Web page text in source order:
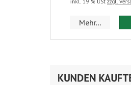
Mehr...
KUNDEN